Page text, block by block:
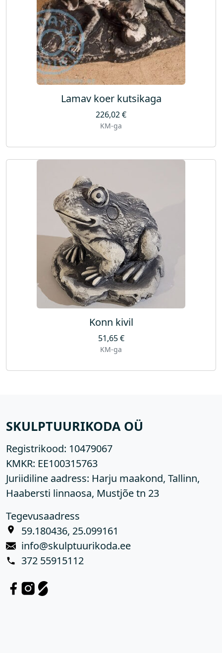
Lamav koer kutsikaga
226,02€
KM-ga
Konn kivil
51,65€
KM-ga
SKULPTUURIKODA OÜ
Registrikood: 10479067
KMKR: EE100315763
Juriidiline aadress: Harju maakond, Tallinn,
Haabersti linnaosa, Mustjõe tn 23
Tegevusaadress
59.180436, 25.099161
info@skulptuurikoda.ee
372 55915112